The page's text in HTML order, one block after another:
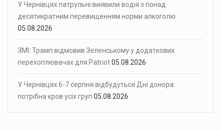
У Чернівцях патрульні виявили водія з понад
десятикратним перевищенням норми алкоголю
05.08.2026
ЗМІ: Трамп відмовив Зеленському у додаткових
перехоплювачах для Patriot05.08.2026
У Чернівцях 6-7 серпня відбудуться Дні донора:
потрібна кров усіх груп 05.08.2026